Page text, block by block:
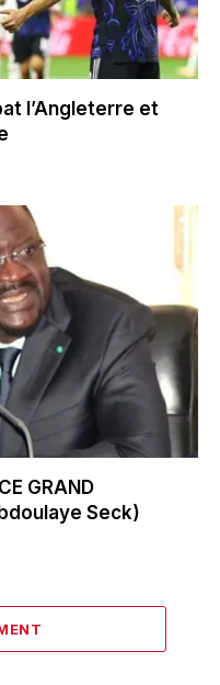
l’Angleterre et
GRAND
Seck)